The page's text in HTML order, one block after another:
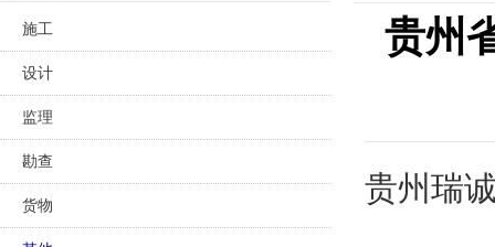
施工
设计
监理
勘查
货物
贵州
贵州瑞